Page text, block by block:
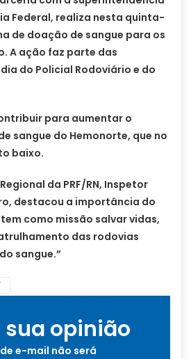
Federal, realiza nesta quinta-
de doação de sangue para os
A ação faz parte das
do Policial Rodoviário e do
para aumentar o
sangue do Hemonorte, que no
baixo.
da PRF/RN, Inspetor
destacou a importância do
tem como missão salvar vidas,
das rodovias
sangue.”
sua opinião
e-mail não será